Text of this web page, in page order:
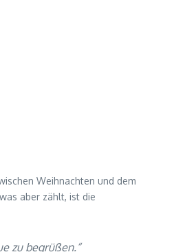
Weihnachten und dem
aber zählt, ist die
zu begrüßen.“